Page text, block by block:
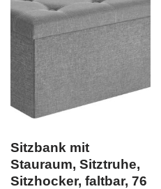
Sitzbank mit
Stauraum, Sitztruhe,
Sitzhocker, faltbar, 76